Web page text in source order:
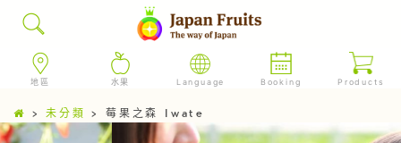
地區 水果 Language Booking Products
>未分類 >莓果之森 Iwate